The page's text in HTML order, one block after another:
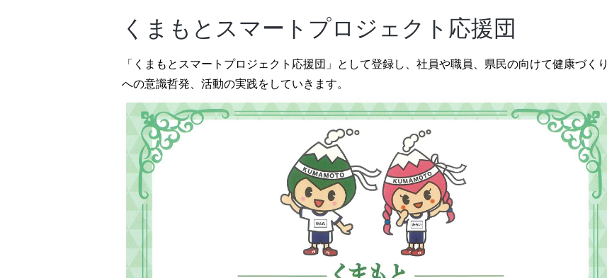
くまもとスマートプロジェクト応援団
「くまもとスマートプロジェクト応援団」として登録し、社員や職員、県民の向けて健康づくり
への意識哲発、活動の実践をしていきます。